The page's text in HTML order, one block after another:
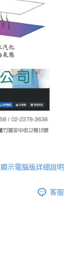
顯示電腦版詳細說明
客服